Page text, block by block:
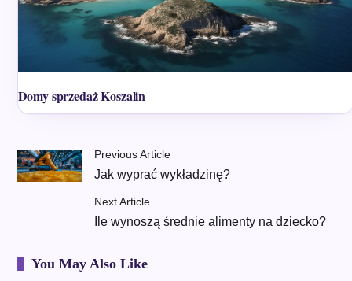
Domy sprzedaż Koszalin
Previous Article
Jak wyprać wykładzinę?
Next Article
Ile wynoszą średnie alimenty na dziecko?
You May Also Like